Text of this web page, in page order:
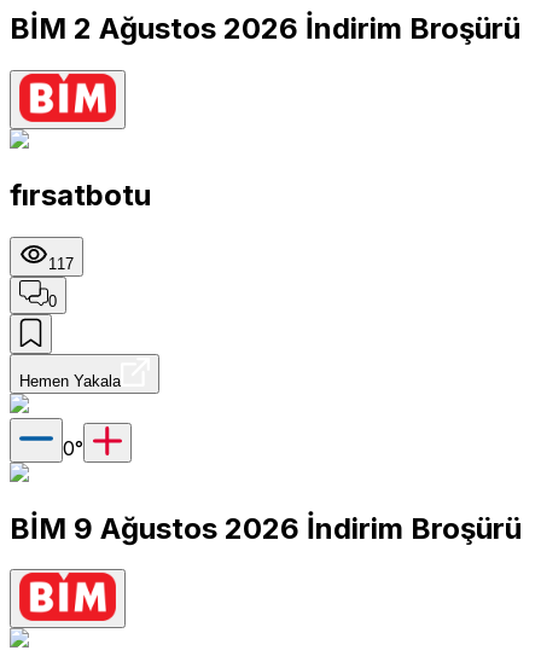
BİM 2 Ağustos 2026 İndirim Broşürü
fırsatbotu
117
0
Hemen Yakala
0°
BİM 9 Ağustos 2026 İndirim Broşürü